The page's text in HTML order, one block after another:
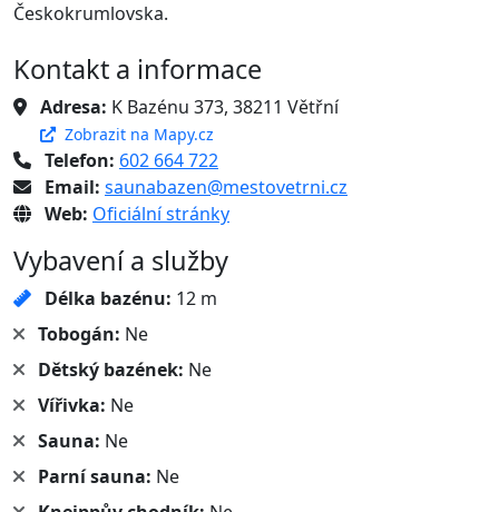
Českokrumlovska.
Kontakt a informace
Adresa: K Bazénu 373, 38211 Větřní
Zobrazit na Mapy.cz
Telefon: 602 664 722
Email: saunabazen@mestovetrni.cz
Web: Oficiální stránky
Vybavení a služby
Délka bazénu: 12 m
Tobogán: Ne
Dětský bazének: Ne
Vířivka: Ne
Sauna: Ne
Parní sauna: Ne